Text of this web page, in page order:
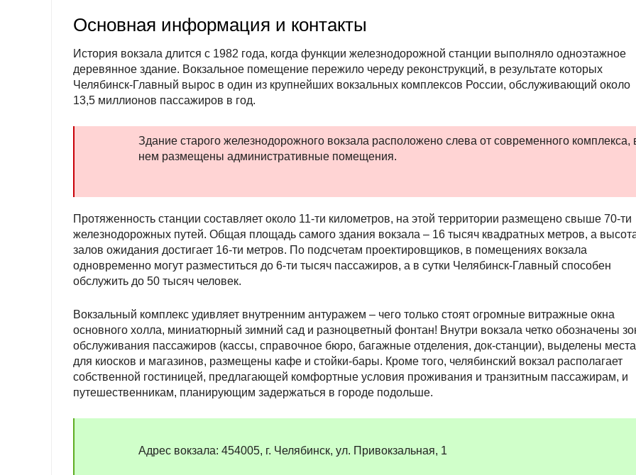
Основная информация и контакты
История вокзала длится с 1982 года, когда функции железнодорожной станции выполняло одноэтажное
деревянное здание. Вокзальное помещение пережило череду реконструкций, в результате которых
Челябинск-Главный вырос в один из крупнейших вокзальных комплексов России, обслуживающий около
13,5 миллионов пассажиров в год.
Здание старого железнодорожного вокзала расположено слева от современного комплекса,
нем размещены административные помещения.
Протяженность станции составляет около 11-ти километров, на этой территории размещено свыше 70-ти
железнодорожных путей. Общая площадь самого здания вокзала – 16 тысяч квадратных метров, а
залов ожидания достигает 16-ти метров. По подсчетам проектировщиков, в помещениях вокзала
одновременно могут разместиться до 6-ти тысяч пассажиров, а в сутки Челябинск-Главный способен
обслужить до 50 тысяч человек.
Вокзальный комплекс удивляет внутренним антуражем – чего только стоят огромные витражные окна
основного холла, миниатюрный зимний сад и разноцветный фонтан! Внутри вокзала четко обозначены
обслуживания пассажиров (кассы, справочное бюро, багажные отделения, док-станции), выделены места
для киосков и магазинов, размещены кафе и стойки-бары. Кроме того, челябинский вокзал располагает
собственной гостиницей, предлагающей комфортные условия проживания и транзитным пассажирам, и
путешественникам, планирующим задержаться в городе подольше.
Адрес вокзала: 454005, г. Челябинск, ул. Привокзальная, 1